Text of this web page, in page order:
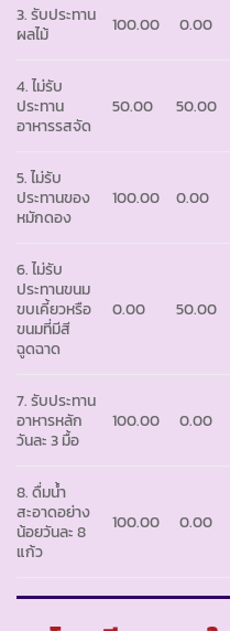
3. รับประทาน
ผลไม้
100.00 0.00
4. ไม่รับ
ประทาน
อาหารรสจัด
50.00 50.00
5. ไม่รับ
ประทานของ
หมักดอง
100.00 0.00
6. ไม่รับ
ประทานขนม
ขบเคี้ยวหรือ
ขนมที่มีสี
ฉูดฉาด
0.00 50.00
7. รับประทาน
อาหารหลัก
วันละ 3 มื้อ
100.00 0.00
8. ดื่มน้ำ
สะอาดอย่าง
น้อยวันละ 8
แก้ว
100.00 0.00